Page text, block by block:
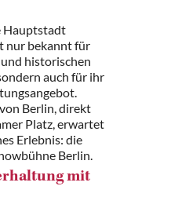
Hauptstadt
nur bekannt für
historischen
auch für ihr
Berlin, direkt
Platz, erwartet
Erlebnis: die
Berlin.
mit